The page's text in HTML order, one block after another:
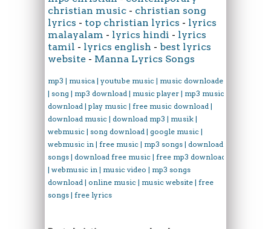
christian music - christian song
lyrics - top christian lyrics - lyrics
malayalam - lyrics hindi - lyrics
tamil - lyrics english - best lyrics
website - Manna Lyrics Songs
mp3 | musica | youtube music | music downloader
| song | mp3 download | music player | mp3 music
download | play music | free music download |
download music | download mp3 | musik |
webmusic | song download | google music |
webmusic in | free music | mp3 songs | download
songs | download free music | free mp3 download
| webmusic in | music video | mp3 songs
download | online music | music website | free
songs | free lyrics